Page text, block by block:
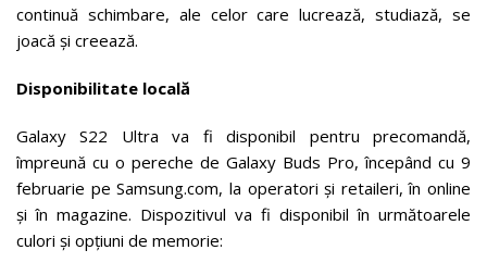
continuă schimbare, ale celor care lucrează, studiază, se
joacă și creează.
Disponibilitate locală
Galaxy S22 Ultra va fi disponibil pentru precomandă,
împreună cu o pereche de Galaxy Buds Pro, începând cu 9
februarie pe Samsung.com, la operatori și retaileri, în online
și în magazine. Dispozitivul va fi disponibil în următoarele
culori și opțiuni de memorie: